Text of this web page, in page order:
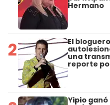
Hermano
2 El
una
reporte
Yipio ganó